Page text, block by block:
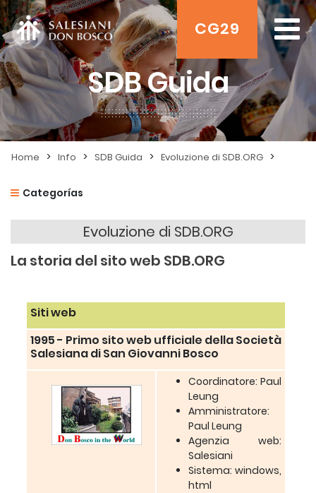
CG29
SDB Guida
Home > Info > SDB Guida > Evoluzione di SDB.ORG >
Categorías
Evoluzione di SDB.ORG
La storia del sito web SDB.ORG
Siti web
1995 - Primo sito web ufficiale della Società
Salesiana di San Giovanni Bosco
Coordinatore: Paul
Leung
Amministratore:
Paul Leung
Agenzia web:
Salesiani
Sistema: windows,
html